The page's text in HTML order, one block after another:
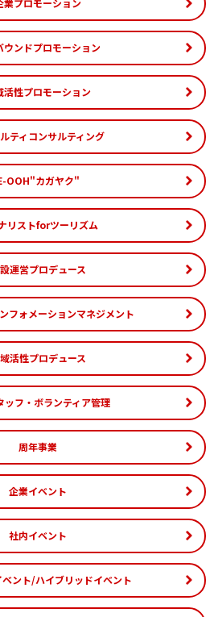
業プロモーション
ウンドプロモーション
活性プロモーション
ティコンサルティング
OOH"カガヤク"
リストforツーリズム
運営プロデュース
フォメーションマネジメント
活性プロデュース
ッフ・ボランティア管理
周年事業
企業イベント
社内イベント
ント/ハイブリッドイベント